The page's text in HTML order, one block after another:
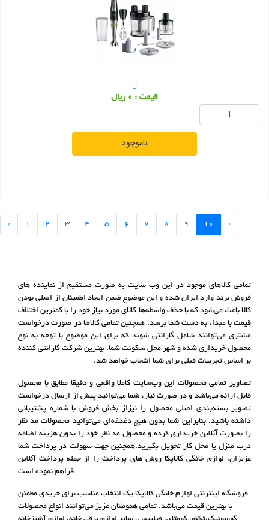
قیمت : 0 ریال
ناموجود
‹ 1 2 3 4 5 6 7 8 9 10 ›
تمامی کالاهای موجود در این وب سایت به صورت مستقیم از نماینده های
فروش برند وارد ایران شده و این موضوع ضمن ایجاد اطمینان از اصلی بودن
کالا باعث می‌شود که با حذف واسطه‌ها کالای مورد نیاز خود را با کمترین اختلاف
قیمت با مبدا، به دست شما برسد. همچنین تمامی کالاها در صورت درخواست
مشتری می‌توانند شامل گارانتی شوند که برای این موضوع با توجه به نوع
محصول خریداری شده و شهر محل سکونت شما، بهترین شرکت گارانتی کننده
بر اساس تجربیات قبلی برای شما انتخاب خواهد شد.
تصاویر تمامی محصولات این وب‌سایت کاملا واقعی و دقیقا مطابق با محصول
قابل ارائه می‌باشد و در صورت نیاز، شما می‌توانید پیش از ارسال درخواست
تصویر بسته‌بندی اصلی محصول را نیزاز بخش فروش با شماره پشتیبانی
داشته باشید. بنابراین شما بدون هیچ دغدغه‌ای می‌‌توانید محصولات مد نظر
را بصورت آنلاین خریداری کرده و محصول مد نظر خود را بدون هزینه اضافه
درب منزل یا محل کار تحویل بگیرید.همچنین جهت سهولت در پرداخت شما
عزیزان، لوازم خانگی کالاپکا روش های پرداخت را از جمله پرداخت آنلاین
فراهم نموده است
فروشگاه اینترنتی لوازم خانگی کالاپکا یک انتخاب مناسب برای خریدی مطمئن
با بهترین قیمت می‌باشد. تمامی هموطنان عزیز می‌توانند انواع محصولات